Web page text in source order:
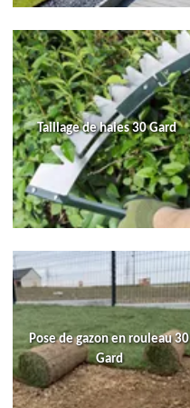
Taillage de haies 30 Gard
Pose de gazon en rouleau 30
Gard